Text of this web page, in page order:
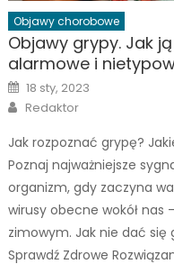
Objawy chorobowe
Objawy grypy. Jak
alarmowe i
Posted
on
18 sty, 2023
Author
Redaktor
Jak rozpoznać grypę?
Poznaj najważniejsze
organizm, gdy zaczyna
wirusy obecne wokół nas
zimowym. Jak nie dać się
Sprawdź Zdrowe